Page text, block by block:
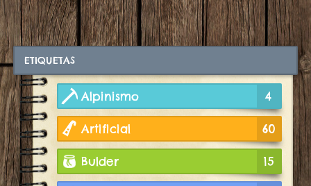
ETIQUETAS
Alpinismo 4
Artificial 60
Bulder 15